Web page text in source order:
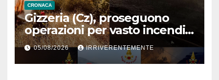
CRONACA
Gizzeria (Cz), proseguono
operazioni per vasto incendio
boschivo in contrada Destro
05/08/2026 IRRIVERENTEMENTE